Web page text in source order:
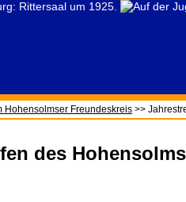
Hohensolmser Freundeskreis >>
des